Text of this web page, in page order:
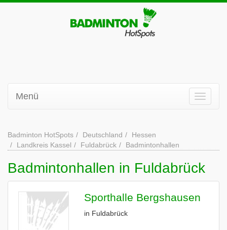
Menü
Badminton HotSpots Deutschland
Hessen
Landkreis Kassel
Fuldabrück Badmintonhallen
Badmintonhallen in Fuldabrück
Sporthalle Bergshausen
in Fuldabrück